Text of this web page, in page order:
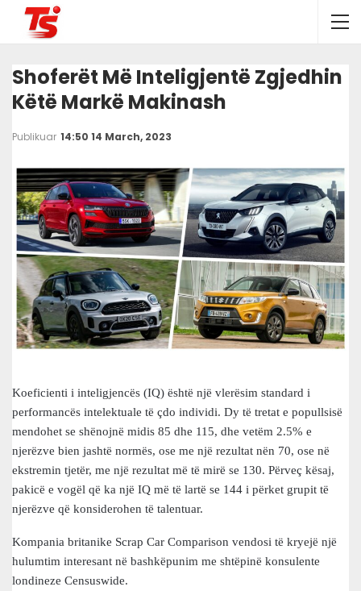
Shoferët Më Inteligjentë Zgjedhin
Këtë Markë Makinash
Publikuar 14:50 14 March, 2023
Koeficienti i inteligjencës (IQ) është një vlerësim standard i
performancës intelektuale të çdo individi. Dy të tretat e popullsisë
mendohet se shënojnë midis 85 dhe 115, dhe vetëm 2.5% e
njerëzve bien jashtë normës, ose me një rezultat nën 70, ose në
ekstremin tjetër, me një rezultat më të mirë se 130. Përveç kësaj,
pakicë e vogël që ka një IQ më të lartë se 144 i përket grupit të
njerëzve që konsiderohen të talentuar.
Kompania britanike Scrap Car Comparison vendosi të kryejë një
hulumtim interesant në bashkëpunim me shtëpinë konsulente
londineze Censuswide.